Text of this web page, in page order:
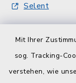
Mit Ihrer
sog. Tracking-
verstehen, wie
Selent
Quicklinks